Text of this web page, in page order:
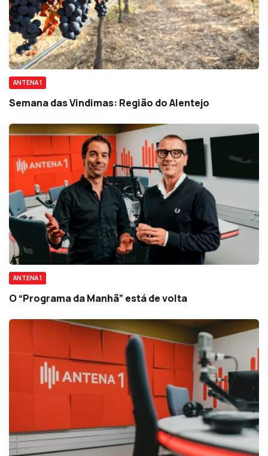
ANTENA 1
Semana das Vindimas: Região do Alentejo
ANTENA 1
O “Programa da Manhã” está de volta